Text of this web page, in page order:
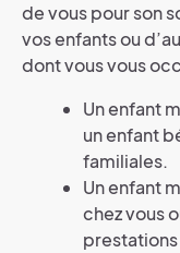
de vous pour son
vos enfants ou
dont vous vous
Un enfant
un enfant
familiales.
Un enfant
chez vous